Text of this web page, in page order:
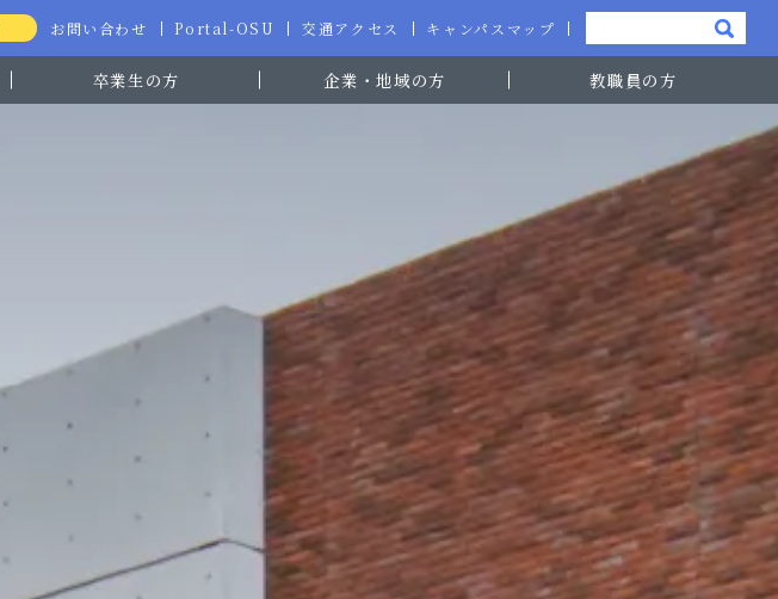
お問い合わせ Portal-OSU 交通アクセス キャンパスマップ
卒業生の方 企業・地域の方 教職員の方